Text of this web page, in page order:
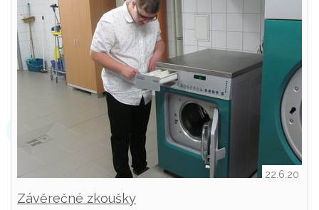
22.6.20
Závěrečné zkoušky